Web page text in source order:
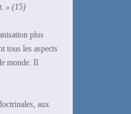
» (15)
plus
tous les aspects
monde. Il
aux